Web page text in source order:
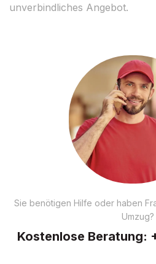
unverbindliches Angebot.
Sie benötigen Hilfe oder haben
Umzug?
Kostenlose Beratung: